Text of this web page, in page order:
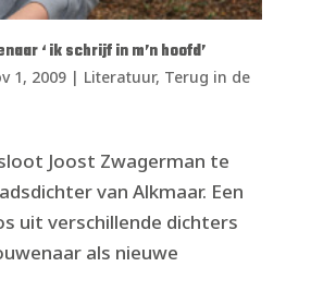
‘ ik schrijf in m’n hoofd’
1, 2009| Literatuur, Terug in de
Joost Zwagerman te
van Alkmaar. Een
uit verschillende dichters
als nieuwe